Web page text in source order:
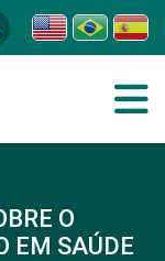
O
EM SAÚDE